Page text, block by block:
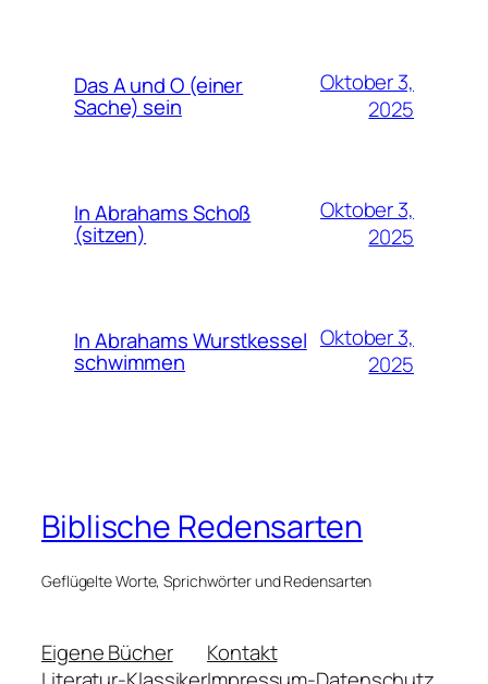
Das A und O (einer
Sache) sein
Oktober 3,
2025
In Abrahams Schoß
(sitzen)
Oktober 3,
2025
In Abrahams Wurstkessel
schwimmen
Oktober 3,
2025
Biblische Redensarten
Geflügelte Worte, Sprichwörter und Redensarten
Eigene Bücher
Kontakt